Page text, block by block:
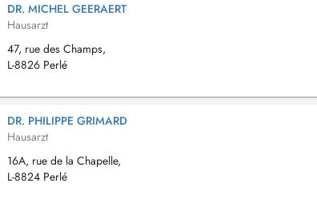
DR. MICHEL GEERAERT
Hausarzt
47, rue des Champs,
L-8826 Perlé
DR. PHILIPPE GRIMARD
Hausarzt
16A, rue de la Chapelle,
L-8824 Perlé